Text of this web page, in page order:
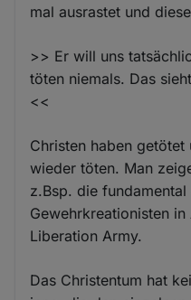
mal ausrastet und
>> Er will uns
töten niemals. Das
<<
Christen haben
wieder töten. Man
z.Bsp. die
Gewehrkreationisten
Liberation Army.
Das Christentum hat